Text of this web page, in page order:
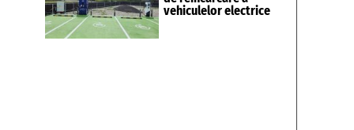
vehiculelor electrice